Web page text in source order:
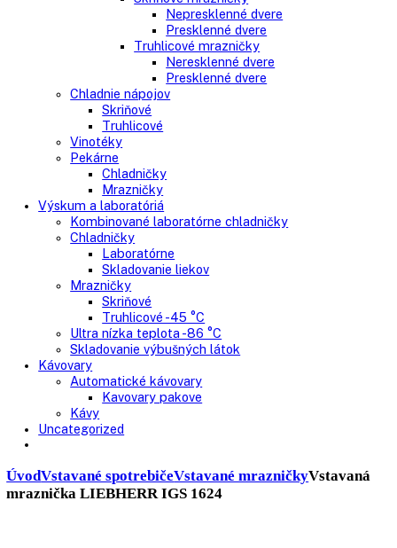
Gastro prevádzky
Kombinované chladničky
Chladničky
Nepresklenné dvere
Presklenné dvere
Mrazničky
Skriňové mrazničky
Truhlicové mrazničky
Chladnie nápojov
Skriňové
Truhlicové
Vinotéky
Pekárne
Chladničky
Mrazničky
Výskum a laboratóriá
Kombinované laboratórne chladničky
Chladničky
Laboratórne
Mrazničky
Truhlicové -45 °C
Ultra nízka teplota -86 °C